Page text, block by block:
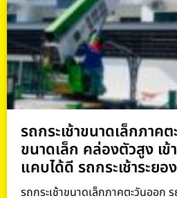
รถกระเช้าขนาดเล็กภาค
ขนาดเล็ก คล่องตัวสูง เ
แคบได้ดี รถกระเช้าระย
รถกระเช้าขนาดเล็กภาคตะวันออก ร